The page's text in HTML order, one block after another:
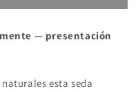
— presentación
esta seda